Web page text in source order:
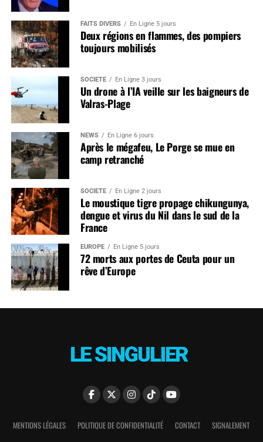
FAITS DIVERS En Ligne 5 jours
Deux régions en flammes, des pompiers
toujours mobilisés
SOCIÉTÉ En Ligne 3 jours
Un drone à l’IA veille sur les baigneurs de
Valras-Plage
NEWS En Ligne 6 jours
Après le mégafeu, Le Porge se mue en
camp retranché
SOCIÉTÉ En Ligne 2 jours
Le moustique tigre propage chikungunya,
dengue et virus du Nil dans le sud de la
France
EUROPE En Ligne 5 jours
72 morts aux portes de Ceuta pour un
rêve d’Europe
MENTIONS LÉGALES POLITIQUE DE CONFIDENTIALITÉ CONTACT SIGNALEMENT